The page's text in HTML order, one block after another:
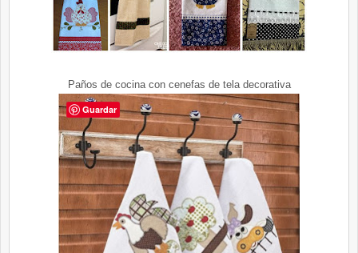
Paños de cocina con cenefas de tela decorativa
Guardar